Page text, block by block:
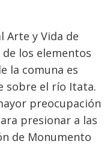
Arte y Vida de
los elementos
la comuna es
sobre el río Itata.
preocupación
presionar a las
de Monumento